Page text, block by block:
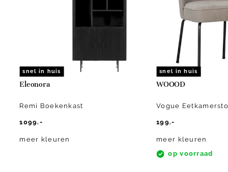
snel in huis
Eleonora
Remi Boekenkast
1099.-
meer kleuren
snel in huis
WOOOD
Vogue
199.-
meer kleuren
op voorraad